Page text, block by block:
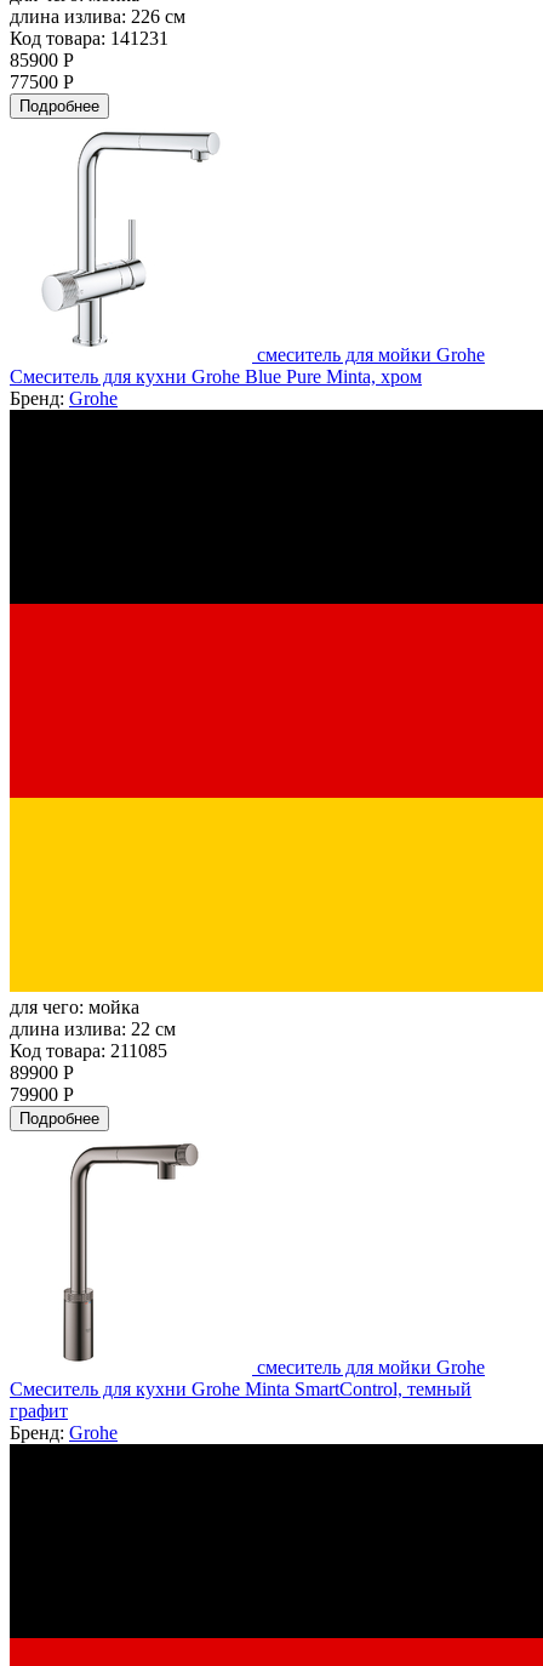
длина излива: 226 см
Код товара: 141231
85900 Р
77500 Р
Подробнее
смеситель для мойки Grohe
Смеситель для кухни Grohe Blue Pure Minta, хром
Бренд: Grohe
для чего: мойка
длина излива: 22 см
Код товара: 211085
89900 Р
79900 Р
Подробнее
смеситель для мойки Grohe
Смеситель для кухни Grohe Minta SmartControl, темный
графит
Бренд: Grohe